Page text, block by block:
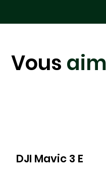
Vous
DJI Mavic 3 E